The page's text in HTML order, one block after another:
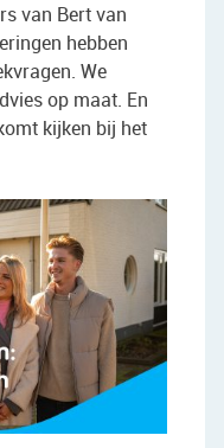
van Bert van
hebben
We
op maat. En
kijken bij het